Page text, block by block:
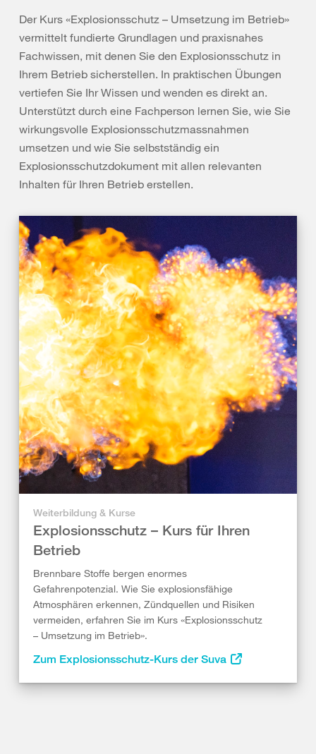
Der Kurs «Explosionsschutz – Umsetzung im Betrieb»
vermittelt fundierte Grundlagen und praxisnahes
Fachwissen, mit denen Sie den Explosionsschutz in
Ihrem Betrieb sicherstellen. In praktischen Übungen
vertiefen Sie Ihr Wissen und wenden es direkt an.
Unterstützt durch eine Fachperson lernen Sie, wie Sie
wirkungsvolle Explosionsschutzmassnahmen
umsetzen und wie Sie selbstständig ein
Explosionsschutzdokument mit allen relevanten
Inhalten für Ihren Betrieb erstellen.
Weiterbildung & Kurse
Explosionsschutz – Kurs für Ihren
Betrieb
Brennbare Stoffe bergen enormes
Gefahrenpotenzial. Wie Sie explosionsfähige
Atmosphären erkennen, Zündquellen und Risiken
vermeiden, erfahren Sie im Kurs «Explosionsschutz
– Umsetzung im Betrieb».
Zum Explosionsschutz-Kurs der Suva